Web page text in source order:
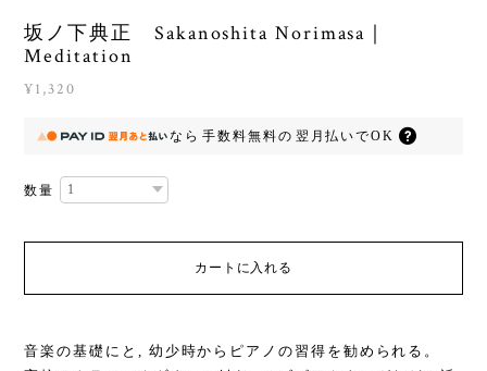
坂ノ下典正 Sakanoshita Norimasa｜
Meditation
¥1,320
なら 手数料無料の 翌月払いでOK
数量
カートに入れる
音楽の基礎にと, 幼少時からピアノの習得を勧められる。